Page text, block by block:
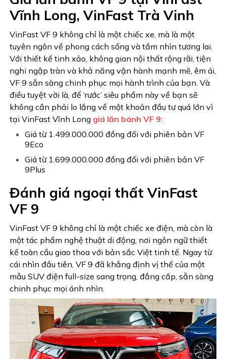
Vĩnh Long, VinFast Trà Vinh
VinFast VF 9 không chỉ là một chiếc xe, mà là một
tuyên ngôn về phong cách sống và tầm nhìn tương lai.
Với thiết kế tinh xảo, không gian nội thất rộng rãi, tiện
nghi ngập tràn và khả năng vận hành mạnh mẽ, êm ái,
VF 9 sẵn sàng chinh phục mọi hành trình của bạn. Và
điều tuyệt vời là, để ‘rước’ siêu phẩm này về bạn sẽ
không cần phải lo lắng về một khoản đầu tư quá lớn vì
tạiVinFast Vĩnh Long giá lăn bánh VF 9:
Giá từ 1.499.000.000 đồng đối với phiên bản VF
9Eco
Giá từ 1.699.000.000 đồng đối với phiên bản VF
9Plus
Đánh giá ngoại thất VinFast
VF 9
VinFast VF 9 không chỉ là một chiếc xe điện, mà còn là
một tác phẩm nghệ thuật di động, nơi ngôn ngữ thiết
kế toàn cầu giao thoa với bản sắc Việt tinh tế. Ngay từ
cái nhìn đầu tiên, VF 9 đã khẳng định vị thế của một
mẫu SUV điện full-size sang trọng, đẳng cấp, sẵn sàng
chinh phục mọi ánh nhìn.